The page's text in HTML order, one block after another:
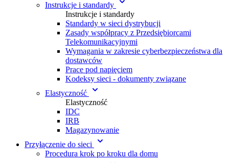
Instrukcje i standardy
Instrukcje i standardy
Standardy w sieci dystrybucji
Zasady współpracy z Przedsiębiorcami
Telekomunikacyjnymi
Wymagania w zakresie cyberbezpieczeństwa dla
dostawców
Prace pod napięciem
Kodeksy sieci - dokumenty związane
Elastyczność
Elastyczność
IDC
IRB
Magazynowanie
Przyłączenie do sieci
Procedura krok po kroku dla domu